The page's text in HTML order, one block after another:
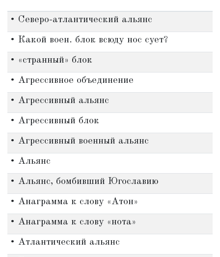
• Северо-атлантический альянс
• Какой воен. блок всюду нос сует?
• «странный» блок
• Агрессивное объединение
• Агрессивный альянс
• Агрессивный блок
• Агрессивный военный альянс
• Альянс
• Альянс, бомбивший Югославию
• Анаграмма к слову «Атон»
• Анаграмма к слову «нота»
• Атлантический альянс